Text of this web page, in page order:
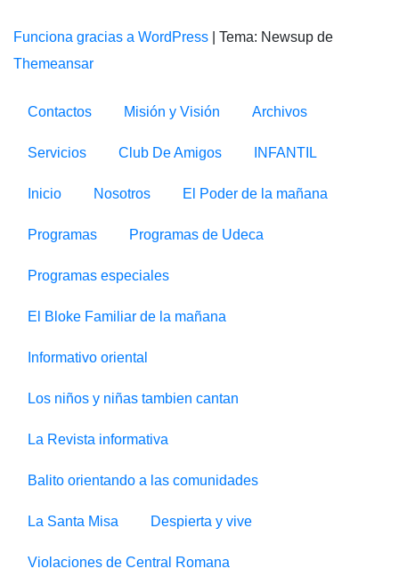
Funciona gracias a WordPress
Tema: Newsup de
Themeansar
Contactos Misión y Visión Archivos
Servicios Club De Amigos INFANTIL
Inicio Nosotros El Poder de la mañana
Programas Programas de Udeca
Programas especiales
El Bloke Familiar de la mañana
Informativo oriental
Los niños y niñas tambien cantan
La Revista informativa
Balito orientando a las comunidades
La Santa Misa Despierta y vive
Violaciones de Central Romana